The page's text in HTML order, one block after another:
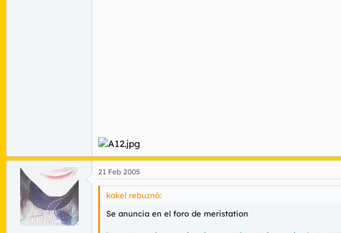
21 Feb 2005
kakel rebuznó:
Se anuncia en el foro de meristation